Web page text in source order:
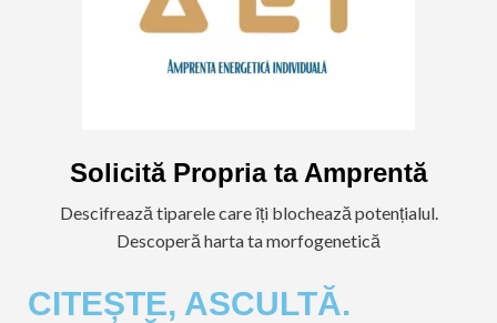
Solicită Propria ta Amprentă
Descifrează tiparele care îți blochează potențialul.
Descoperă harta ta morfogenetică
CITEȘTE, ASCULTĂ.